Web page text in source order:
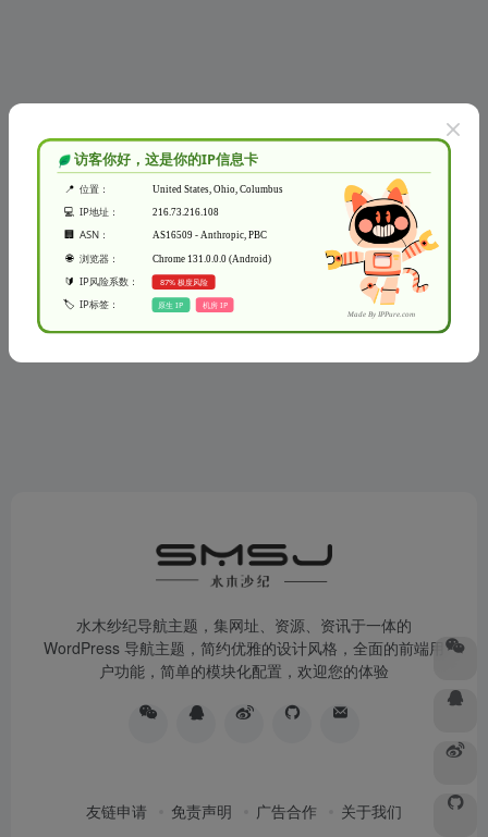
水木纱纪导航主题，集网址、资源、资讯于一体的
WordPress 导航主题，简约优雅的设计风格，全面的前端用
户功能，简单的模块化配置，欢迎您的体验
友链申请 免责声明 广告合作 关于我们